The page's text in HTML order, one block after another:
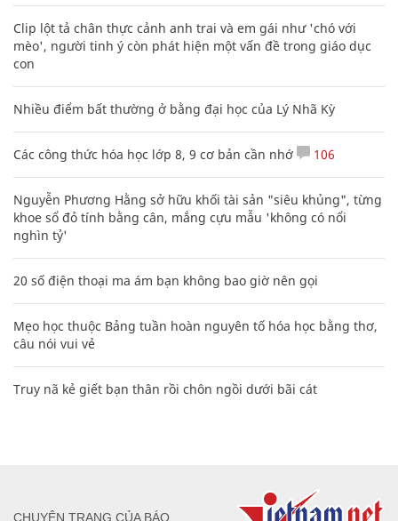
Clip lột tả chân thực cảnh anh trai và em gái như 'chó với
mèo', người tinh ý còn phát hiện một vấn đề trong giáo dục
con
Nhiều điểm bất thường ở bằng đại học của Lý Nhã Kỳ
Các công thức hóa học lớp 8, 9 cơ bản cần nhớ 106
Nguyễn Phương Hằng sở hữu khối tài sản "siêu khủng", từng
khoe sổ đỏ tính bằng cân, mắng cựu mẫu 'không có nổi
nghìn tỷ'
20 số điện thoại ma ám bạn không bao giờ nên gọi
Mẹo học thuộc Bảng tuần hoàn nguyên tố hóa học bằng thơ,
câu nói vui vẻ
Truy nã kẻ giết bạn thân rồi chôn ngồi dưới bãi cát
CHUYÊN TRANG CỦA BÁO